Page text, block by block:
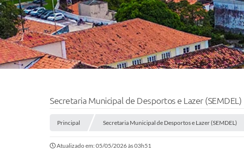
Secretaria Municipal de Desportos e Lazer (SEMDEL)
Principal Secretaria Municipal de Desportos e Lazer (SEMDEL)
Atualizado em: 05/05/2026 às 03h51